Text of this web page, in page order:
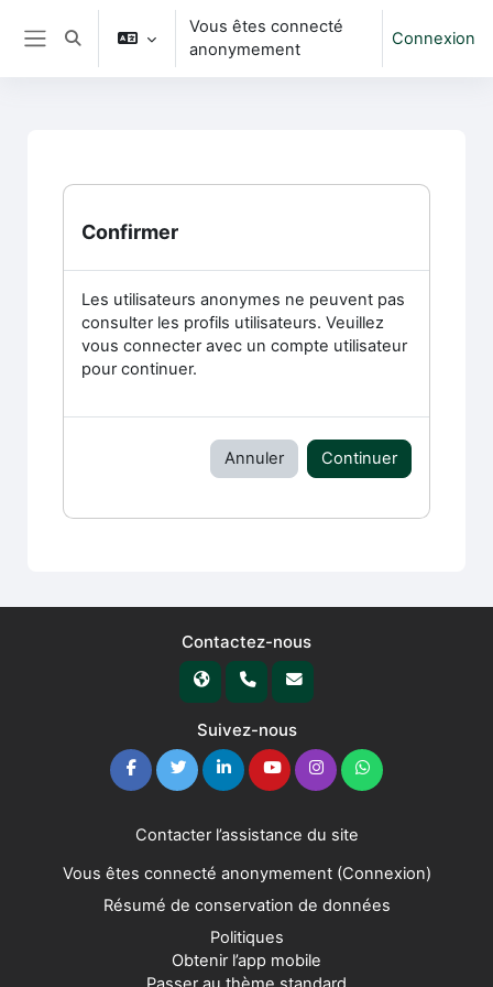
Passer au contenu principal
Activer/désactiver la saisie de recherche
Vous êtes connecté
anonymement
Connexion
Confirmer
Les utilisateurs anonymes ne peuvent pas
consulter les profils utilisateurs. Veuillez
vous connecter avec un compte utilisateur
pour continuer.
Annuler Continuer
Contactez-nous
Suivez-nous
Contacter l’assistance du site
Vous êtes connecté anonymement (Connexion)
Résumé de conservation de données
Politiques
Obtenir l’app mobile